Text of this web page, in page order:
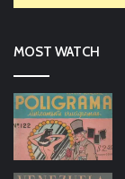
MOST WATCH